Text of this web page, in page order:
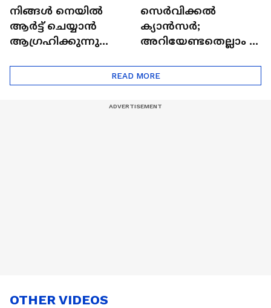
നിങ്ങൾ നെയിൽ
ആർട്ട് ചെയ്യാൻ
ആഗ്രഹിക്കുന്നുണ്ടോ
ട്രെൻഡിനെക്കുറിച്ച് |
Nail Art | Trends Cafe
സെർവിക്കൽ
ക്യാൻസർ;
അറിയേണ്ടതെല്ലാം |
Cancer
READ MORE
OTHER VIDEOS